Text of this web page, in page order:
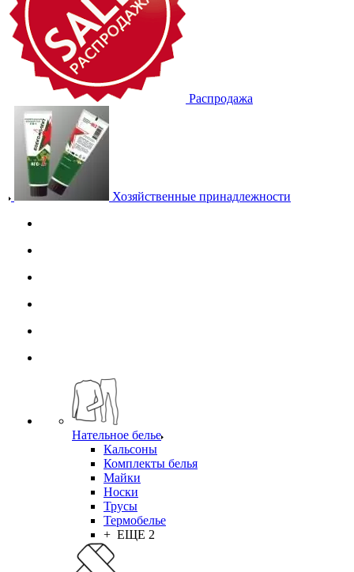
Распродажа
Хозяйственные принадлежности
Нательное белье
Кальсоны
Комплекты белья
Майки
Носки
Трусы
Термобелье
+ ЕЩЕ 2